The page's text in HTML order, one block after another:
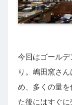
今回はゴール
り。嶋田窯さ
め、多くの量
た後にはすぐ